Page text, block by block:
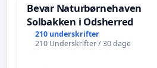
Bevar Naturbørnehaven
Solbakken i Odsherred
210 underskrifter
210 Underskrifter / 30 dage